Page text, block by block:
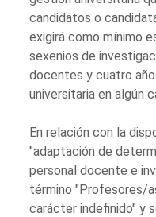
candidatos o
exigirá como mínimo
sexenios de
docentes y cuatro
universitaria en algún
En relación con la
"adaptación de
personal docente e
término "Profesores/
carácter indefinido" y